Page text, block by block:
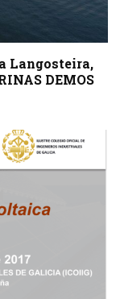
Langosteira,
DEMOS